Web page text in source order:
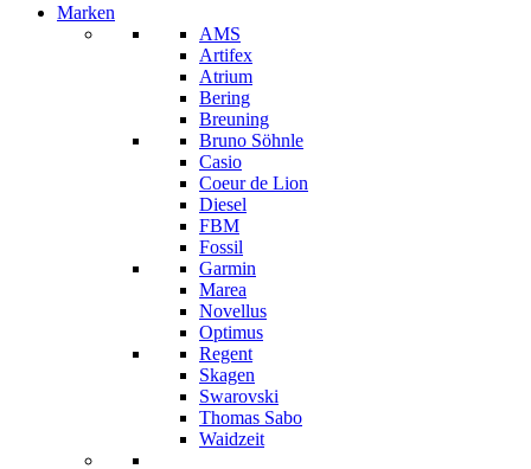
Marken
AMS
Artifex
Atrium
Bering
Breuning
Bruno Söhnle
Casio
Coeur de Lion
Diesel
FBM
Fossil
Garmin
Marea
Novellus
Optimus
Regent
Skagen
Swarovski
Thomas Sabo
Waidzeit